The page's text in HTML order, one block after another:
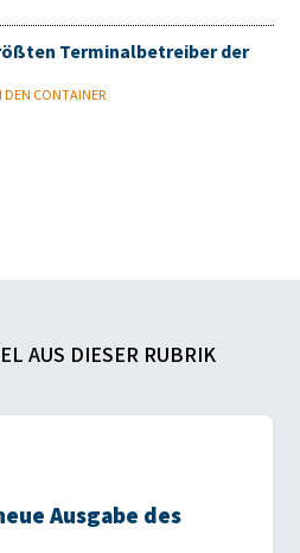
Terminalbetreiber der
DEN CONTAINER
AUS DIESER RUBRIK
Ausgabe des